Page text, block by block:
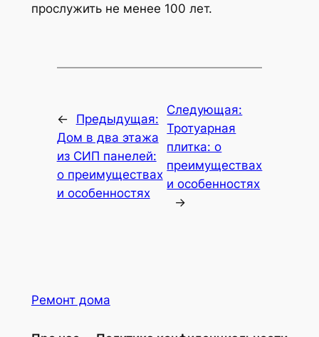
прослужить не менее 100 лет.
←
Предыдущая:
Дом в два этажа
из СИП панелей:
о преимуществах
и особенностях
Следующая:
Тротуарная
плитка: о
преимуществах
и особенностях
→
Ремонт дома